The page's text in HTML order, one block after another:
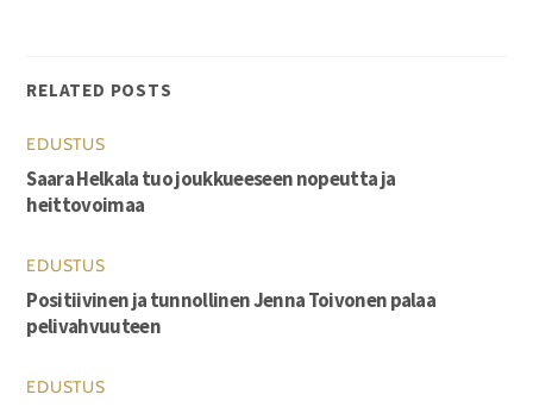
RELATED POSTS
EDUSTUS
Saara Helkala tuo joukkueeseen nopeutta ja
heittovoimaa
EDUSTUS
Positiivinen ja tunnollinen Jenna Toivonen palaa
pelivahvuuteen
EDUSTUS